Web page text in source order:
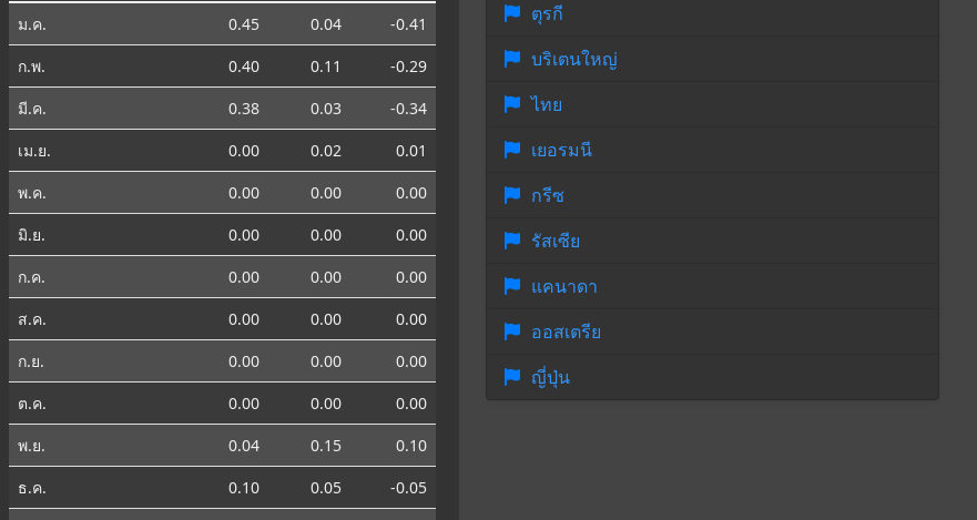
ม.ค. 0.45 0.04
-0.41
ก.พ.
0.40 0.11
-0.29
มี.ค.
0.38 0.03
-0.34
เม.ย.
0.00 0.02
0.01
พ.ค.
0.00 0.00
0.00
มิ.ย.
0.00 0.00
0.00
ก.ค.
0.00 0.00
0.00
ส.ค.
0.00 0.00
0.00
ก.ย.
0.00 0.00
0.00
ต.ค.
0.00 0.00
0.00
พ.ย.
0.04 0.15
0.10
ธ.ค.
0.10 0.05
-0.05
ตุรกี
บริเตนใหญ่
ไทย
เยอรมนี
กรีซ
รัสเซีย
แคนาดา
ออสเตรีย
ญี่ปุ่น